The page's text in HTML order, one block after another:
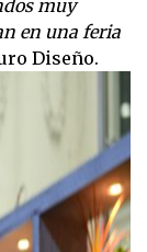
muy
en una feria
Diseño.